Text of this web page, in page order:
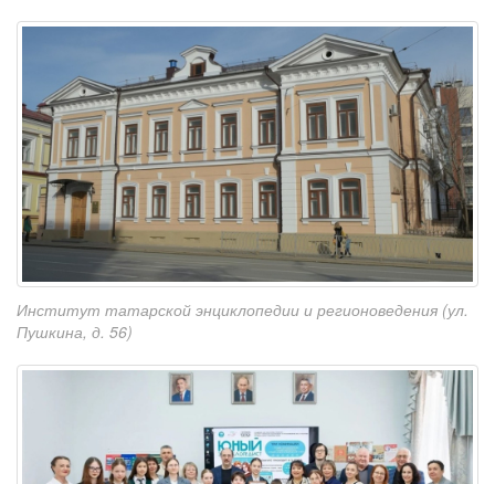
Институт татарской энциклопедии и регионоведения (ул.
Пушкина, д. 56)